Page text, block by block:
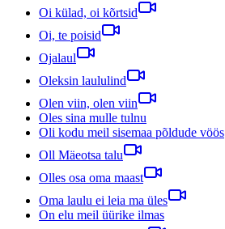
Oi külad, oi kõrtsid
Oi, te poisid
Ojalaul
Oleksin laululind
Olen viin, olen viin
Oles sina mulle tulnu
Oli kodu meil sisemaa põldude vöös
Oll Mäeotsa talu
Olles osa oma maast
Oma laulu ei leia ma üles
On elu meil üürike ilmas